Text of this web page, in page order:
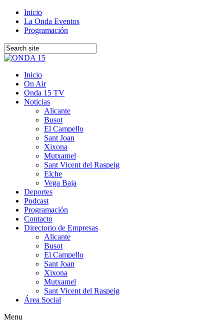
Inicio
La Onda Eventos
Programación
Inicio
On Air
Onda 15 TV
Noticias
Alicante
Busot
El Campello
Sant Joan
Xixona
Mutxamel
Sant Vicent del Raspeig
Elche
Vega Baja
Deportes
Podcast
Programación
Contacto
Directorio de Empresas
Alicante
Busot
El Campello
Sant Joan
Xixona
Mutxamel
Sant Vicent del Raspeig
Área Social
Menu